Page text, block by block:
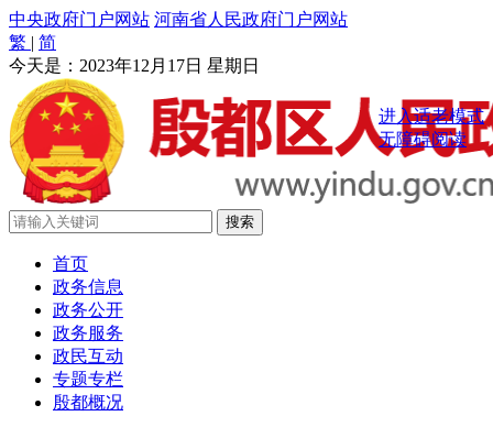
中央政府门户网站 河南省人民政府门户网站
繁 | 简
今天是： 2023年12月17日 星期日
进入适老模式
无障碍阅读
首页
政务信息
政务公开
政务服务
政民互动
专题专栏
殷都概况